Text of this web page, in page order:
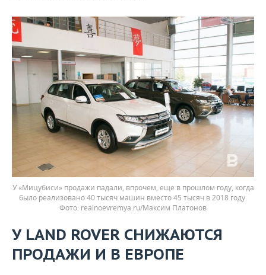
У «Мицубиси» продажи падали, впрочем, еще в прошлом году, когда
было реализовано 40 тысяч машин вместо 45 тысяч в 2018 году.
realnoevremya.ru/Максим Платонов
У LAND ROVER СНИЖАЮТСЯ
ПРОДАЖИ И В ЕВРОПЕ